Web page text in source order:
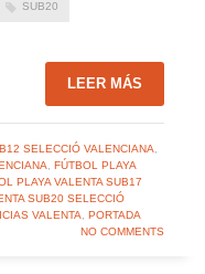
SUB20
LEER MÁS
SELECCIÓ VALENCIANA
FÚTBOL PLAYA
PLAYA VALENTA SUB17
SUB20 SELECCIÓ
VALENTA
PORTADA
NO COMMENTS